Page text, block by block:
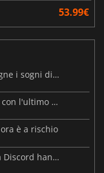
53.99€
Steam Frame: il prezzo trapelato spegne i sogni di un VR economico
Palworld: Sunreach e boss più stabili con l'ultimo update
è a rischio
Le mappe dei malware e un attacco a Discord hanno colpito Meccha Chameleon